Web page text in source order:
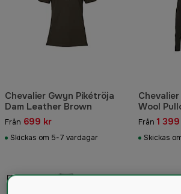
Chevalier Gwyn Pikétröja
Dam Leather Brown
Från 699 kr
Skickas om 5-7 vardagar
Wool
Leather
Från 1
Skickas